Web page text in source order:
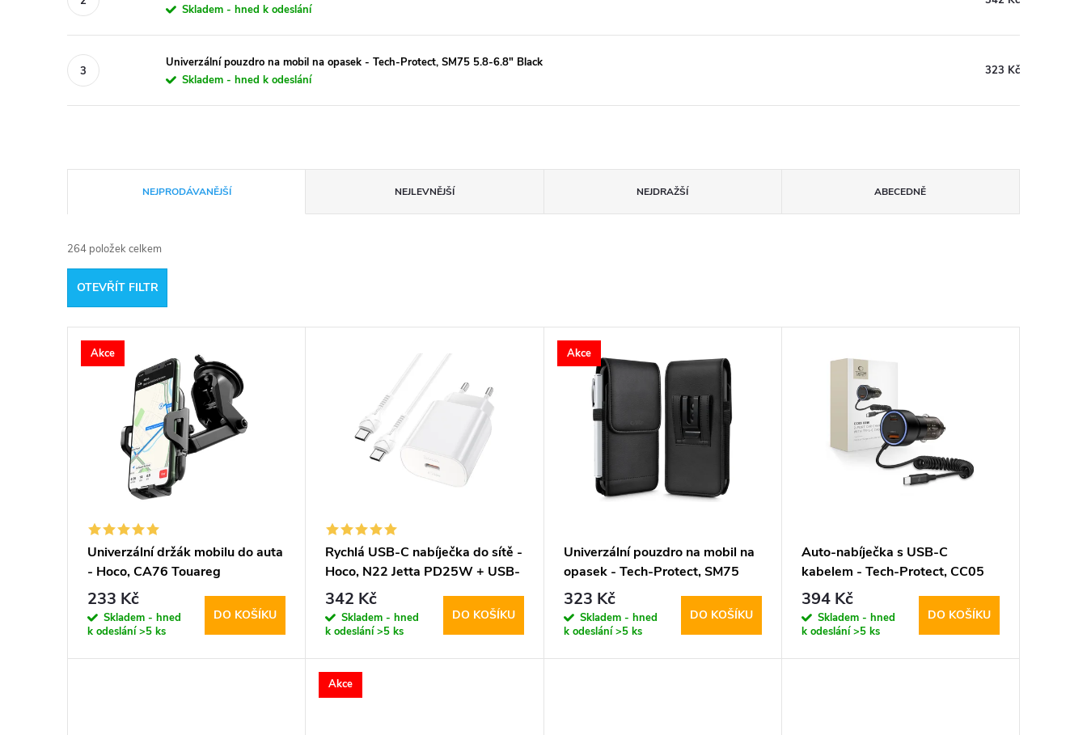
Skladem - hned k odeslání
Univerzální pouzdro na mobil na opasek - Tech-Protect, SM75 5.8-6.8" Black
Skladem - hned k odeslání
323 Kč
a
z
e
n
t
NEJPRODÁVANĚJŠÍ NEJLEVNĚJŠÍ NEJDRAŽŠÍ ABECEDNĚ
264 položek celkem
OTEVŘÍT FILTR
V
d
Akce
Univerzální držák mobilu do auta
- Hoco, CA76 Touareg
233 Kč
Skladem - hned
k odeslání>5 ks
DO KOŠÍKU
Rychlá USB-C nabíječka do sítě -
Hoco, N22 Jetta PD25W + USB-
C kabel
342 Kč
Skladem - hned
k odeslání>5 ks
DO KOŠÍKU
Akce
Univerzální pouzdro na mobil na
opasek - Tech-Protect, SM75
5.8-6.8" Black
323 Kč
Skladem - hned
k odeslání>5 ks
DO KOŠÍKU
Auto-nabíječka s USB-C
kabelem - Tech-Protect, CC05
2-port PD60W
394 Kč
Skladem - hned
k odeslání>5 ks
DO KOŠÍKU
Akce